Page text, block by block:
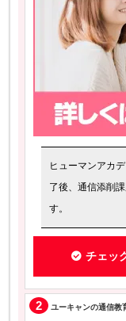
ヒューマンアカ
了後、通信添削
す。
チェッ
2 ユーキャンの通信教